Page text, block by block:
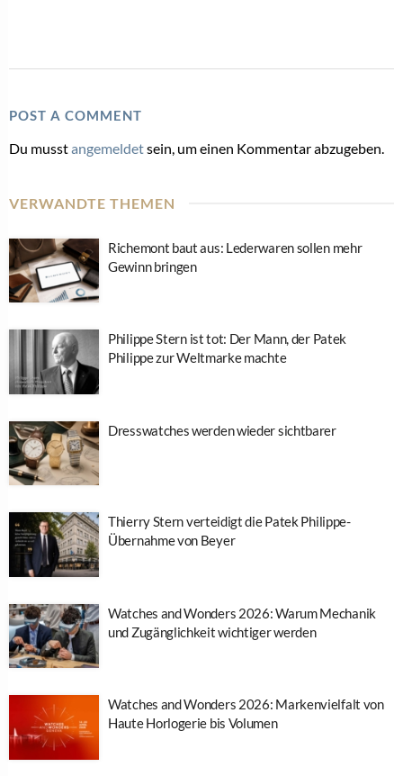
POST A COMMENT
Du musstangemeldetsein, um einen Kommentar abzugeben.
VERWANDTE THEMEN
Richemont baut aus: Lederwaren sollen mehr
Gewinn bringen
Philippe Stern ist tot: Der Mann, der Patek
Philippe zur Weltmarke machte
Dresswatches werden wieder sichtbarer
Thierry Stern verteidigt die Patek Philippe-
Übernahme von Beyer
Watches and Wonders 2026: Warum Mechanik
und Zugänglichkeit wichtiger werden
Watches and Wonders 2026: Markenvielfalt von
Haute Horlogerie bis Volumen